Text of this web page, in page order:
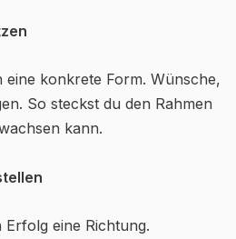
eine konkrete Form. Wünsche,
So steckst du den Rahmen
kann.
Erfolg eine Richtung.